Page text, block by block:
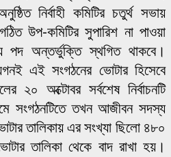
নির্বাহী কমিটির চতুর্থ সভায়
উপ-কমিটির সুপারিশ না পাওয়া
অন্তর্ভুক্তি স্থগিত থাকবে।
এই সংগঠনের ভোটার হিসেবে
২০ অক্টোবর সর্বশেষ নির্বাচনটি
সংগঠনটিতে তখন আজীবন সদস্য
তালিকায় এর সংখ্যা ছিলো ৪৮০
তালিকা থেকে বাদ রাখা হয়।